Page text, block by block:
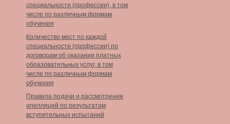
специальности (профессии), в том
числе по различным формам
обучения
Количество мест по каждой
специальности (профессии) по
договорам об оказании платных
образовательных услуг, в том
числе по различным формам
обучения
Правила подачи и рассмотрения
апелляций по результатам
вступительных испытаний